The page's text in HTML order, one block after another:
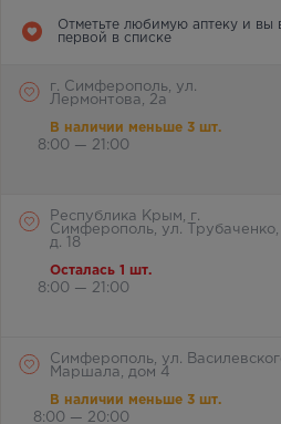
Отметьте любимую аптеку и вы
первой в списке
г. Симферополь, ул.
Лермонтова, 2а
В наличии меньше 3 шт.
8:00 — 21:00
Республика Крым, г.
Симферополь, ул. Трубаченко,
д. 18
Осталась 1 шт.
8:00 — 21:00
Симферополь, ул.
Маршала, дом 4
В наличии меньше 3 шт.
8:00 — 20:00